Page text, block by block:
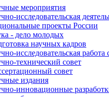
мероприятия
исследовательская
проекты России
- дело молодых
научных кадров
исследовательская
технический совет
совет
издания
инновационные